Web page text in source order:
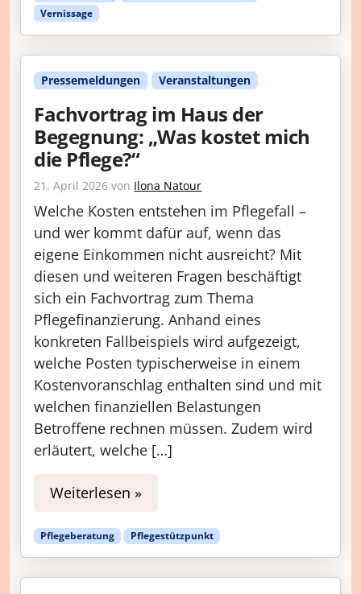
Vernissage
Pressemeldungen Veranstaltungen
Fachvortrag im Haus der
Begegnung: „Was kostet mich
die Pflege?“
21. April 2026 von Ilona Natour
Welche Kosten entstehen im Pflegefall –
und wer kommt dafür auf, wenn das
eigene Einkommen nicht ausreicht? Mit
diesen und weiteren Fragen beschäftigt
sich ein Fachvortrag zum Thema
Pflegefinanzierung. Anhand eines
konkreten Fallbeispiels wird aufgezeigt,
welche Posten typischerweise in einem
Kostenvoranschlag enthalten sind und mit
welchen finanziellen Belastungen
Betroffene rechnen müssen. Zudem wird
erläutert, welche […]
Weiterlesen »
Pflegeberatung Pflegestützpunkt